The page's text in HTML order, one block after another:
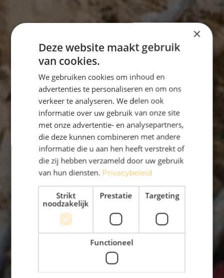
×
Deze website maakt gebruik
van cookies.
We gebruiken cookies om inhoud en
advertenties te personaliseren en om ons
verkeer te analyseren. We delen ook
informatie over uw gebruik van onze site
met onze advertentie- en analysepartners,
die deze kunnen combineren met andere
informatie die u aan hen heeft verstrekt of
die zij hebben verzameld door uw gebruik
van hun diensten. Privacybeleid
Strikt
noodzakelijk
Prestatie Targeting
Functioneel